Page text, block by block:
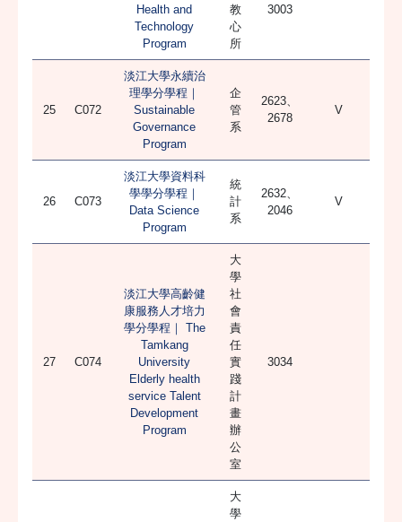
Health and
Technology
Program
教
心
所
3003
25 C072
淡江大學永續治
理學分學程｜
Sustainable
Governance
Program
企
管
系
2623、
2678
V
26 C073
淡江大學資料科
學學分學程｜
Data Science
Program
統
計
系
2632、
2046
V
27 C074
淡江大學高齡健
康服務人才培力
學分學程｜ The
Tamkang
University
Elderly health
service Talent
Development
Program
大
學
社
會
責
任
實
踐
計
畫
辦
公
室
3034
大
學